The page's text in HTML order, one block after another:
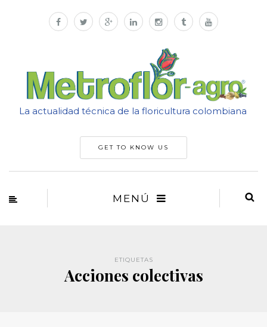
La actualidad técnica de la floricultura colombiana
GET TO KNOW US
MENÚ
ETIQUETAS
Acciones colectivas